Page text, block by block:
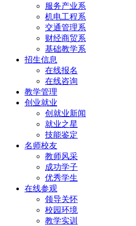
服务产业系
机电工程系
交通管理系
财经商贸系
基础教学系
招生信息
在线报名
在线咨询
教学管理
创业就业
创就业新闻
就业之星
技能鉴定
名师校友
教师风采
成功学子
优秀学生
在线参观
领导关怀
校园环境
教学实训